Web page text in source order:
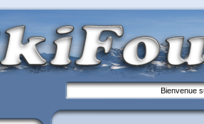
Bienvenue